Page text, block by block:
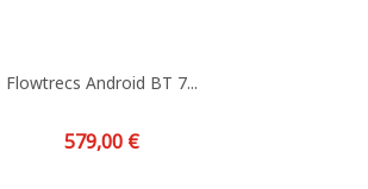
Flowtrecs Android BT 7...
Prix
579,00 €